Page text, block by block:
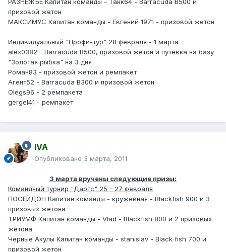
РАЗНЕЖЪЕ Капитан команды - Танк64 - Barracuda В500 и
призовой жетон
МАКСИМУС Капитан команды - Евгений 1971 - призовой жетон
Индивидуальный "Профи-тур" 28 февраля - 1 марта
alex0382 - Barracuda B500, призовой жетон и путевка на базу
"Золотая рыбка" на 3 дня
Роман83 - призовой жетон и ремпакет
Агент52 - Barracuda B300 и призовой жетон
Olegs96 - 2 ремпакета
gergel41 - ремпакет
IVA
Опубликовано 3 марта, 2011
3 марта вручены следующие призы:
Командный турнир "Дартс" 25 - 27 февраля
ПОСЕЙДОН Капитан команды - кружевная - Blackfish 900 и 3
призовых жетона
ТРИУМФ Капитан команды - Vlad - Blackfish 800 и 2 призовых
жетона
Черные Акулы Капитан команды - stanislav - Black fish 700 и
призовой жетон